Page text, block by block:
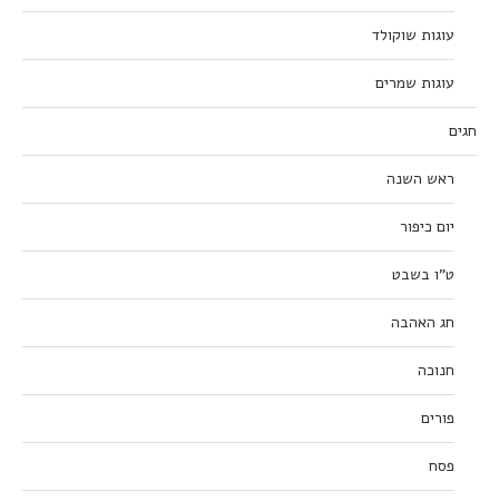
עוגות שוקולד
עוגות שמרים
חגים
ראש השנה
יום כיפור
ט”ו בשבט
חג האהבה
חנוכה
פורים
פסח